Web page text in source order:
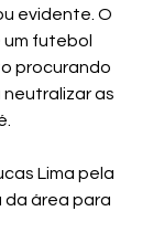
evidente. O
futebol
procurando
as
Lima pela
área para